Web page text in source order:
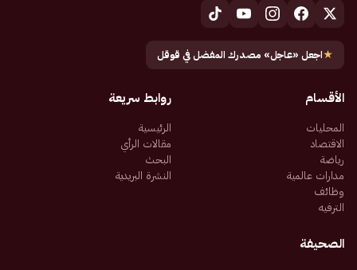
★اجعل «عاجل» مصدرك المفضل في قوقل
الأقسام
المحليات
الاقتصاد
رياضة
مدارات عالمية
وظائف
الترفيه
روابط سريعة
الرئيسية
مقالات الرأي
البحث
النشرة البريدية
الصحيفة